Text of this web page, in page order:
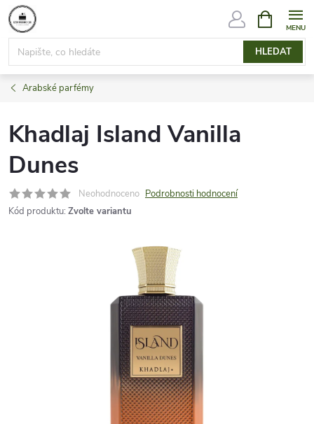
Přejít
na
obsah
HLEDAT
NÁKUPNÍ
KOŠÍK
Arabské parfémy
Khadlaj Island Vanilla
Dunes
Neohodnoceno Podrobnosti hodnocení
Kód produktu: Zvolte variantu